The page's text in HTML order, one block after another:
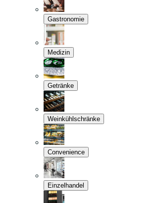
Gastronomie
Medizin
Getränke
Weinkühlschränke
Convenience
Einzelhandel